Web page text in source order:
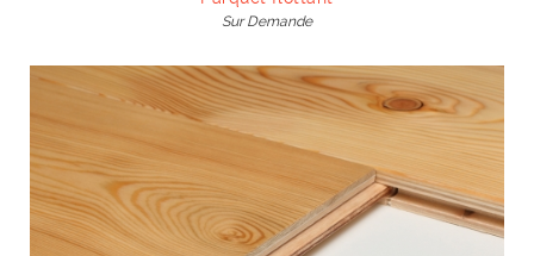
Sur Demande